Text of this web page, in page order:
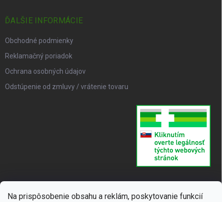
Na prispôsobenie obsahu a reklám, poskytovanie funkcií
ĎALŠIE INFORMÁCIE
Obchodné podmienky
Reklamačný poriadok
Ochrana osobných údajov
Odstúpenie od zmluvy / vrátenie tovaru